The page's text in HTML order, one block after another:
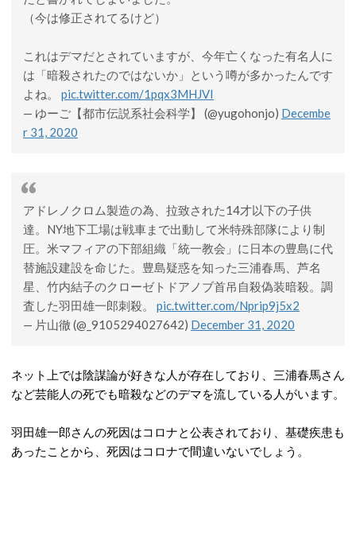
（今は修正されてるけど）
これはデマだとされていますが、今年亡くなった有名人に
は「暗殺されたのではないか」という噂が多かったんです
よね。 pic.twitter.com/1pqx3MHJVI
— ゆーご【都市伝説系社会科学】 (@yugohonjo) Decembe
r 31, 2020
アドレノクロム製造の為、拉致された14才以下の子供
達。NY地下工場は戦車まで出動して米特殊部隊により制
圧。米マフィアの下部組織「統一教会」に日本の豊島に代
替施設建設を命じた。豊島疑惑を知った三浦春馬、芦名
星、竹内結子のクローゼトドアノブ首吊自殺偽装暗殺。調
査した羽田雄一郎刺殺。 pic.twitter.com/Nprip9j5x2
— 片山徹 (@_9105294027642) December 31, 2020
ネット上では陰謀論が好きな人が存在しており、三浦春馬さん
など芸能人の死でも暗殺などのデマを流している人がいます。
羽田雄一郎さんの死因はコロナと公表されており、基礎疾患も
あったことから、死因はコロナで間違いないでしょう。